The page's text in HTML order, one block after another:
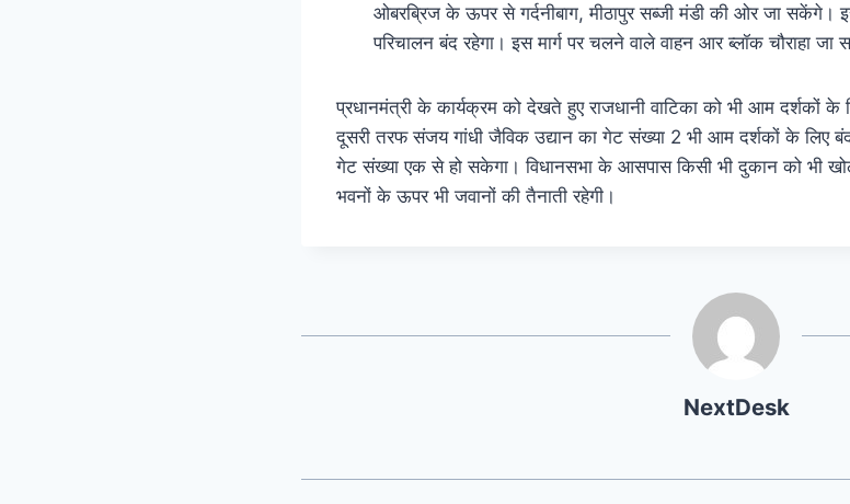
ओबरब्रिज के ऊपर से गर्दनीबाग, मीठापुर सब्जी मंडी की ओर जा सकेंगे।
परिचालन बंद रहेगा। इस मार्ग पर चलने वाले वाहन आर ब्लॉक चौराहा जा
प्रधानमंत्री के कार्यक्रम को देखते हुए राजधानी वाटिका को भी आम दर्शकों के
दूसरी तरफ संजय गांधी जैविक उद्यान का गेट संख्या 2 भी आम दर्शकों के लिए
गेट संख्या एक से हो सकेगा। विधानसभा के आसपास किसी भी दुकान को भी
भवनों के ऊपर भी जवानों की तैनाती रहेगी।
NextDesk